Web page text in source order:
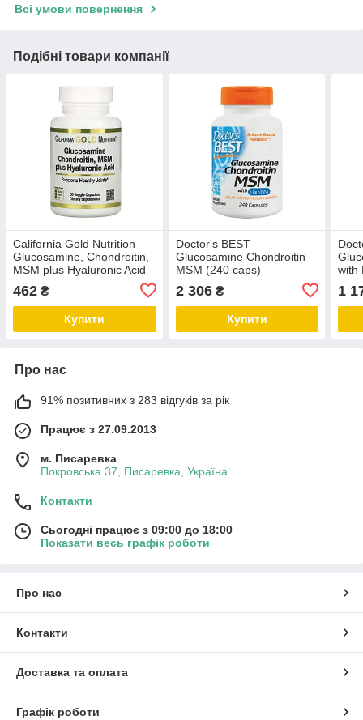
Всі умови повернення
Подібні товари компанії
California Gold Nutrition
Glucosamine, Chondroitin,
MSM plus Hyaluronic Acid
462 ₴
Купити
Doctor's BEST
Glucosamine Chondroitin
MSM (240 caps)
2 306₴
Купити
with
1
Про нас
91% позитивних з 283 відгуків за рік
Працює з 27.09.2013
м. Писаревка
Покровська 37, Писаревка, Україна
Контакти
Сьогодні працює з 09:00 до 18:00
Показати весь графік роботи
Про нас
Контакти
Доставка та оплата
Графік роботи